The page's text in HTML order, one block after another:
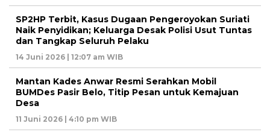
SP2HP Terbit, Kasus Dugaan Pengeroyokan Suriati
Naik Penyidikan; Keluarga Desak Polisi Usut Tuntas
dan Tangkap Seluruh Pelaku
14 Juni 2026 | 12:07 am WIB
Mantan Kades Anwar Resmi Serahkan Mobil
BUMDes Pasir Belo, Titip Pesan untuk Kemajuan
Desa
11 Juni 2026 | 4:10 pm WIB